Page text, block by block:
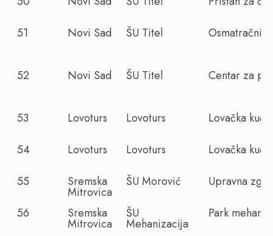
51
Novi Sad ŠU Titel Osmatračnica
52 Novi Sad ŠU Titel Centar za
53 Lovoturs Lovoturs
Lovačka kuća
54
Lovoturs Lovoturs
Lovačka kuća
55
Sremska
Mitrovica
ŠU Morović
Upravna
56
Sremska
Mitrovica
ŠU
Mehanizacija
Park